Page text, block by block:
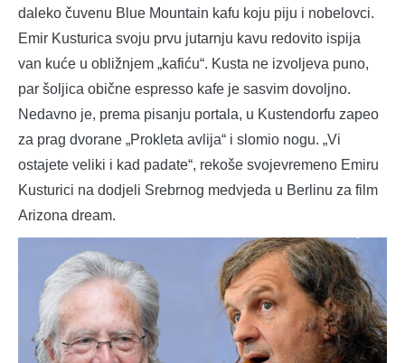
daleko čuvenu Blue Mountain kafu koju piju i nobelovci.
Emir Kusturica svoju prvu jutarnju kavu redovito ispija
van kuće u obližnjem „kafiću“. Kusta ne izvoljeva puno,
par šoljica obične espresso kafe je sasvim dovoljno.
Nedavno je, prema pisanju portala, u Kustendorfu zapeo
za prag dvorane „Prokleta avlija“ i slomio nogu. „Vi
ostajete veliki i kad padate“, rekoše svojevremeno Emiru
Kusturici na dodjeli Srebrnog medvjeda u Berlinu za film
Arizona dream.